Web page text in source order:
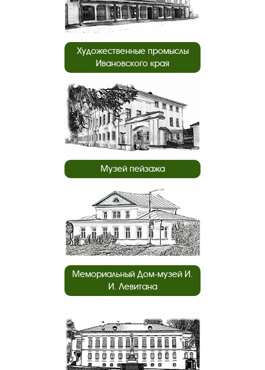
Художественные промыслы
Ивановского края
Музей пейзажа
Мемориальный Дом-музей И.
И. Левитана